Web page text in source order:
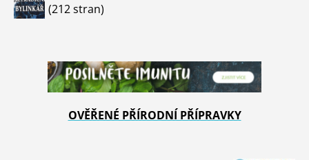
(212 stran)
OVĚŘENÉ PŘÍRODNÍ PŘÍPRAVKY